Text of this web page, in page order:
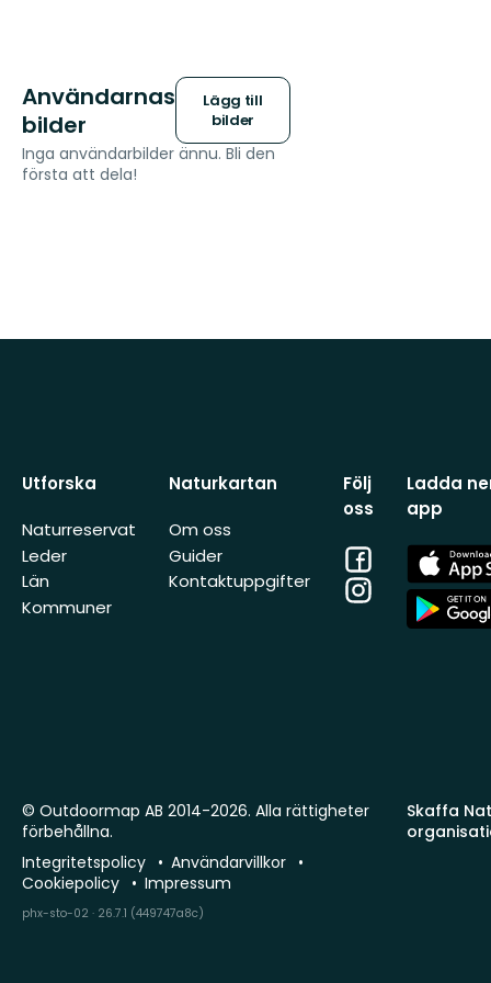
Användarnas
bilder
Lägg till
bilder
Inga användarbilder ännu. Bli den
första att dela!
Utforska
Naturreservat
Leder
Län
Kommuner
Naturkartan
Om oss
Guider
Kontaktuppgifter
Följ
oss
Facebook
Instagram
Ladda
app
App
Store
App
Store
Skaffa
© Outdoormap AB 2014-2026. Alla rättigheter
förbehållna.
Integritetspolicy
Användarvillkor
Cookiepolicy
Impressum
phx-sto-02 · 26.7.1 (449747a8c)